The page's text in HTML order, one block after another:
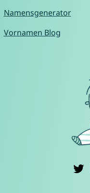
Namensgenerator
Vornamen Blog